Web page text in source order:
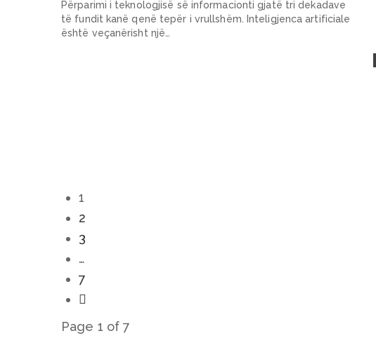
Përparimi i teknologjisë së informacionti gjatë tri dekadave
të fundit kanë qenë tepër i vrullshëm. Inteligjenca artificiale
është veçanërisht një…
1
2
3
…
7
Page 1 of 7